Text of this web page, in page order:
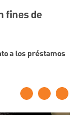
fines de
a los préstamos